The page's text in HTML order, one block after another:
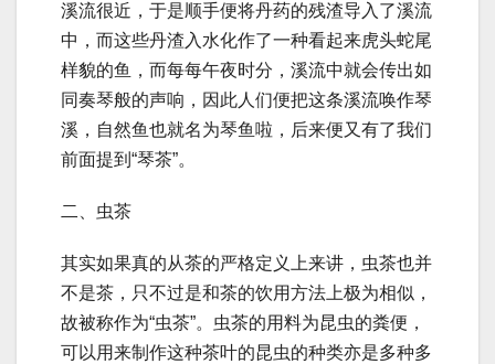
溪流很近，于是顺手便将丹药的残渣导入了溪流
中，而这些丹渣入水化作了一种看起来虎头蛇尾
样貌的鱼，而每每午夜时分，溪流中就会传出如
同奏琴般的声响，因此人们便把这条溪流唤作琴
溪，自然鱼也就名为琴鱼啦，后来便又有了我们
前面提到“琴茶”。
二、虫茶
其实如果真的从茶的严格定义上来讲，虫茶也并
不是茶，只不过是和茶的饮用方法上极为相似，
故被称作为“虫茶”。虫茶的用料为昆虫的粪便，
可以用来制作这种茶叶的昆虫的种类亦是多种多